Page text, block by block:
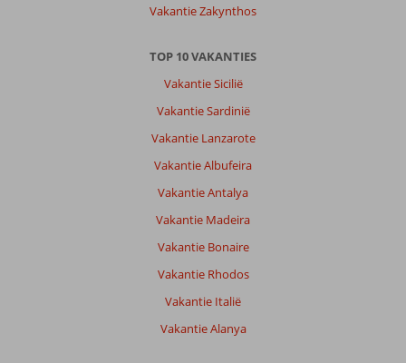
Vakantie Zakynthos
TOP 10 VAKANTIES
Vakantie Sicilië
Vakantie Sardinië
Vakantie Lanzarote
Vakantie Albufeira
Vakantie Antalya
Vakantie Madeira
Vakantie Bonaire
Vakantie Rhodos
Vakantie Italië
Vakantie Alanya